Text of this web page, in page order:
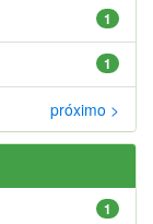
1
1
próximo >
1